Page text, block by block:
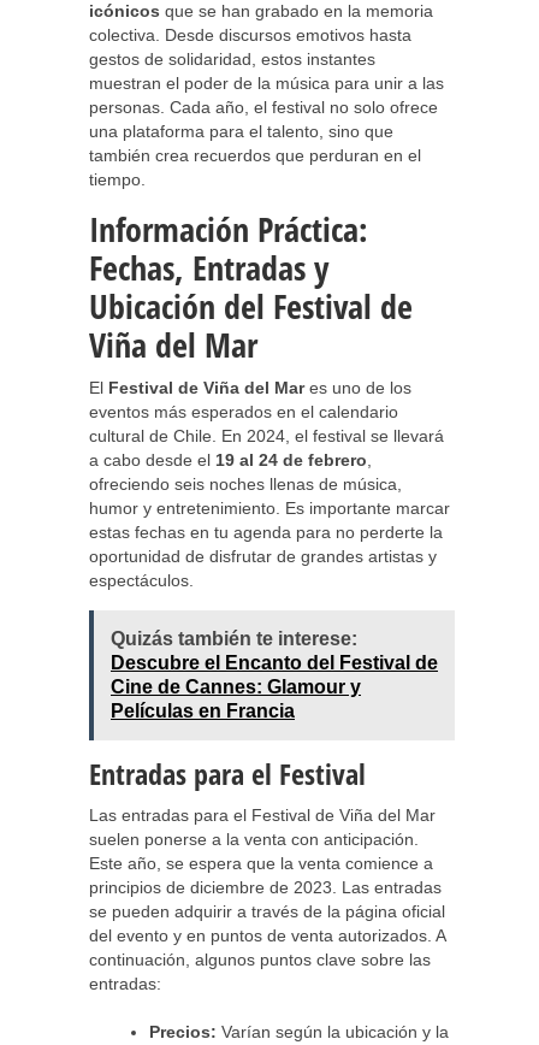
icónicos que se han grabado en la memoria
colectiva. Desde discursos emotivos hasta
gestos de solidaridad, estos instantes
muestran el poder de la música para unir a las
personas. Cada año, el festival no solo ofrece
una plataforma para el talento, sino que
también crea recuerdos que perduran en el
tiempo.
Información Práctica:
Fechas, Entradas y
Ubicación del Festival de
Viña del Mar
El Festival de Viña del Mares uno de los
eventos más esperados en el calendario
cultural de Chile. En 2024, el festival se llevará
a cabo desde el 19 al 24 de febrero
ofreciendo seis noches llenas de música,
humor y entretenimiento. Es importante marcar
estas fechas en tu agenda para no perderte la
oportunidad de disfrutar de grandes artistas y
espectáculos.
Quizás también te interese:
Descubre el Encanto del Festival de
Cine de Cannes: Glamour y
Películas en Francia
Entradas para el Festival
Las entradas para el Festival de Viña del Mar
suelen ponerse a la venta con anticipación.
Este año, se espera que la venta comience a
principios de diciembre de 2023. Las entradas
se pueden adquirir a través de la página oficial
del evento y en puntos de venta autorizados. A
continuación, algunos puntos clave sobre las
entradas:
Precios: Varían según la ubicación y la